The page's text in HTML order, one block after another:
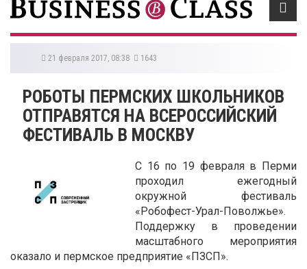
21 февраля 2017, 08:38 1643
РОБОТЫ ПЕРМСКИХ ШКОЛЬНИКОВ
ОТПРАВЯТСЯ НА ВСЕРОССИЙСКИЙ
ФЕСТИВАЛЬ В МОСКВУ
С 16 по 19 февраля в Перми
проходил ежегодный
окружной фестиваль
«Робофест-Урал-Поволжье».
Поддержку в проведении
масштабного мероприятия
оказало и пермское предприятие «ПЗСП».